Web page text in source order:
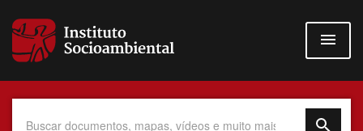
para
conteúdo